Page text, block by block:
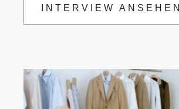
INTERVIEW ANSEHEN